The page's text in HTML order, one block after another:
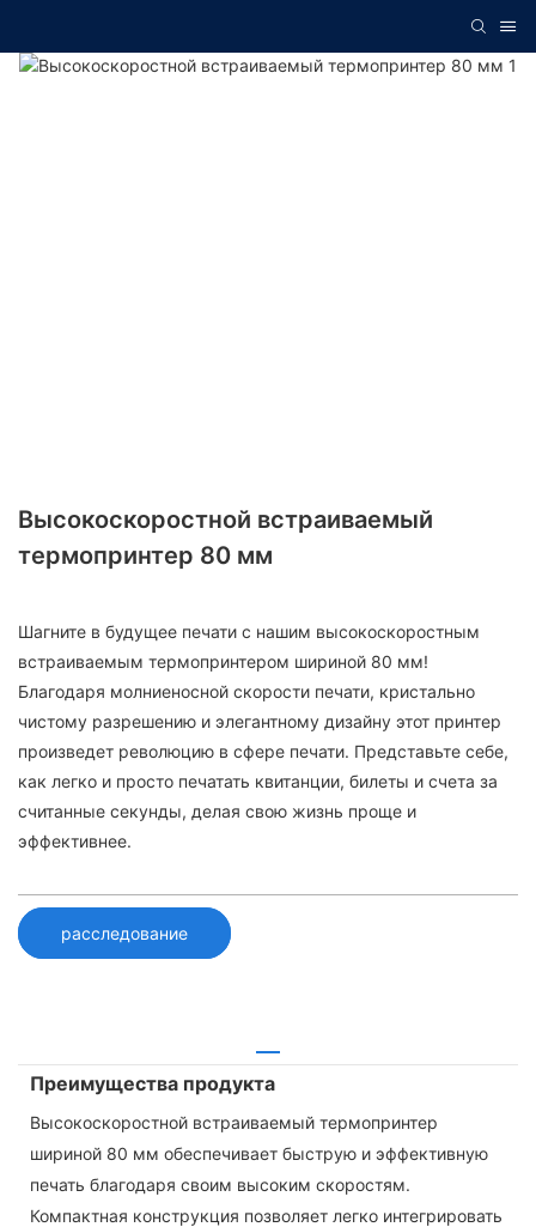
Высокоскоростной встраиваемый
термопринтер 80 мм
Шагните в будущее печати с нашим высокоскоростным
встраиваемым термопринтером шириной 80 мм!
Благодаря молниеносной скорости печати, кристально
чистому разрешению и элегантному дизайну этот принтер
произведет революцию в сфере печати. ​​Представьте себе,
как легко и просто печатать квитанции, билеты и счета за
считанные секунды, делая свою жизнь проще и
эффективнее.
расследование
Преимущества продукта
Высокоскоростной встраиваемый термопринтер
шириной 80 мм обеспечивает быструю и эффективную
печать благодаря своим высоким скоростям.
Компактная конструкция позволяет легко интегрировать